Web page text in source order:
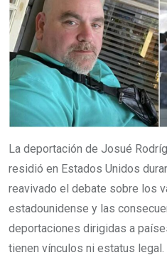
La deportación de Josué
residió en Estados Unidos
reavivado el debate sobre los
estadounidense y las
deportaciones dirigidas a
tienen vínculos ni estatus legal.